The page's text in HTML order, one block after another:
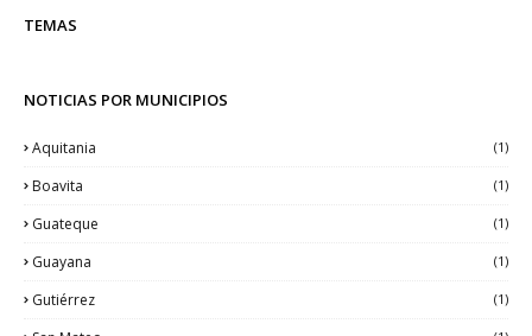
TEMAS
NOTICIAS POR MUNICIPIOS
Aquitania (1)
Boavita (1)
Guateque (1)
Guayana (1)
Gutiérrez (1)